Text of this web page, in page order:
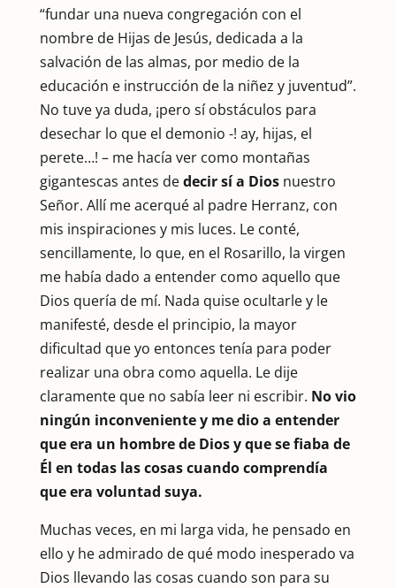
“fundar una nueva congregación con el
nombre de Hijas de Jesús, dedicada a la
salvación de las almas, por medio de la
educación e instrucción de la niñez y juventud”.
No tuve ya duda, ¡pero sí obstáculos para
desechar lo que el demonio -! ay, hijas, el
perete…! – me hacía ver como montañas
gigantescas antes dedecir sí a Diosnuestro
Señor. Allí me acerqué al padre Herranz, con
mis inspiraciones y mis luces. Le conté,
sencillamente, lo que, en el Rosarillo, la virgen
me había dado a entender como aquello que
Dios quería de mí. Nada quise ocultarle y le
manifesté, desde el principio, la mayor
dificultad que yo entonces tenía para poder
realizar una obra como aquella. Le dije
claramente que no sabía leer ni escribir. No vio
ningún inconveniente y me dio a entender
que era un hombre de Dios y que se fiaba de
Él en todas las cosas cuando comprendía
que era voluntad suya.
Muchas veces, en mi larga vida, he pensado en
ello y he admirado de qué modo inesperado va
Dios llevando las cosas cuando son para su